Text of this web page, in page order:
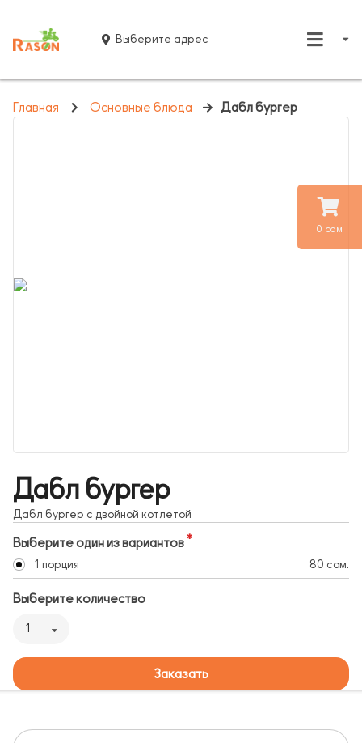
0 сом.
Выберите адрес
Главная Основные блюда Дабл бургер
Дабл бургер
Дабл бургер с двойной котлетой
Выберите один из вариантов
1 порция 80 сом.
Выберите количество
1
Заказать